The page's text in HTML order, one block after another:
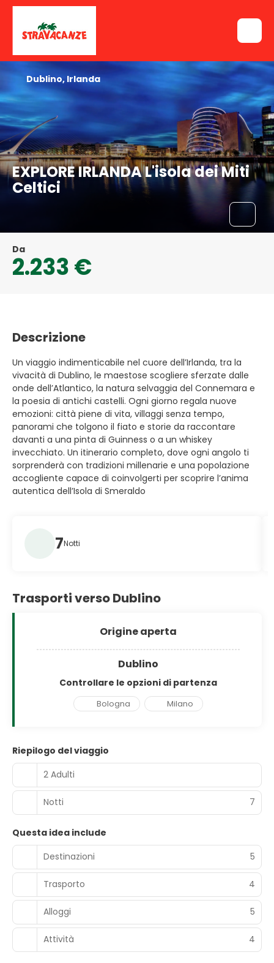
EXPLORE IRLANDA L'isola dei Miti
Celtici
Dublino, Irlanda
Da
2.233 €
Descrizione
Un viaggio indimenticabile nel cuore dell’Irlanda, tra la
vivacità di Dublino, le maestose scogliere sferzate dalle
onde dell’Atlantico, la natura selvaggia del Connemara e
la poesia di antichi castelli. Ogni giorno regala nuove
emozioni: città piene di vita, villaggi senza tempo,
panorami che tolgono il fiato e storie da raccontare
davanti a una pinta di Guinness o a un whiskey
invecchiato. Un itinerario completo, dove ogni angolo ti
sorprenderà con tradizioni millenarie e una popolazione
accogliente capace di coinvolgerti per scoprire l’anima
autentica dell’Isola di Smeraldo
7Notti
Trasporti verso Dublino
Origine aperta
Dublino
Controllare le opzioni di partenza
Bologna Milano
Riepilogo del viaggio
2 Adulti
Notti 7
Questa idea include
Destinazioni
5
Trasporto 4
Alloggi 5
Attività 4